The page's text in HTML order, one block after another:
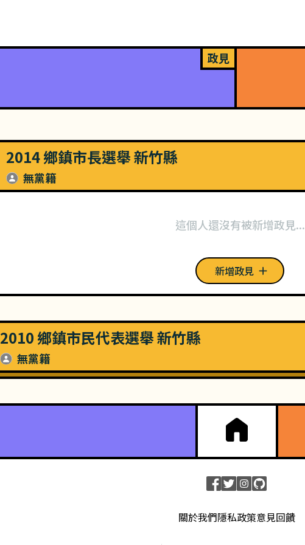
政見
2014 鄉鎮市長選舉 新竹縣
無黨籍
這個人還沒有被新增政見...
新增政見
2010 鄉鎮市民代表選舉 新竹縣
無黨籍
關於我們隱私政策意見回饋